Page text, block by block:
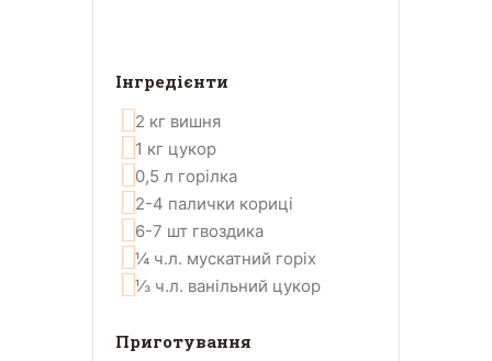
Інгредієнти
2 кг вишня
1 кг цукор
0,5 л горілка
2-4 палички кориці
6-7 шт гвоздика
¼ ч.л. мускатний горіх
⅓ ч.л. ванільний цукор
Приготування